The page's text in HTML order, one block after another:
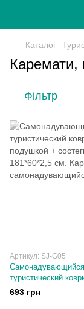
Каталог
Каремати,
Фільтр
Артикул: SJ-G05
Самонадувающийся
туристический
подушкой +
181*60*2,5 см.
693 грн